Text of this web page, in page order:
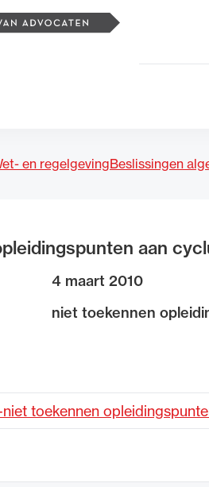
en regelgevingBeslissingen
aan
4 maart 2010
niet toekennen
toekennen
Zoeken
Alle wet- en regelgeving voor
Advocatenwet tot de
(Voda) en de Regeling op de